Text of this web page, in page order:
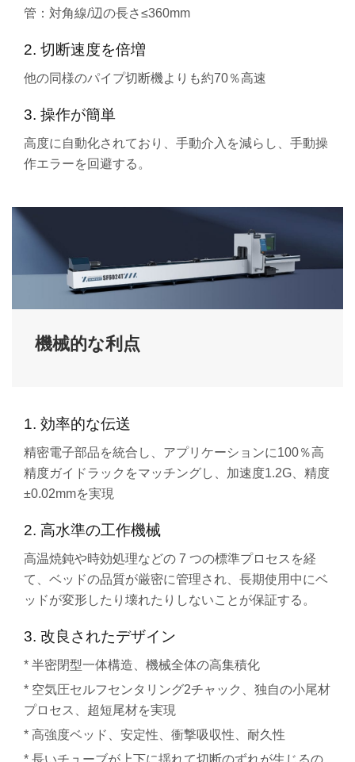
管：対角線/辺の長さ≤360mm
2. 切断速度を倍増
他の同様のパイプ切断機よりも約70％高速
3. 操作が簡単
高度に自動化されており、手動介入を減らし、手動操
作エラーを回避する。
機械的な利点
1. 効率的な伝送
精密電子部品を統合し、アプリケーションに100％高
精度ガイドラックをマッチングし、加速度1.2G、精度
±0.02mmを実現
2. 高水準の工作機械
高温焼鈍や時効処理などの 7 つの標準プロセスを経
て、ベッドの品質が厳密に管理され、長期使用中にベ
ッドが変形したり壊れたりしないことが保証する。
3. 改良されたデザイン
* 半密閉型一体構造、機械全体の高集積化
* 空気圧セルフセンタリング2チャック、独自の小尾材
プロセス、超短尾材を実現
* 高強度ベッド、安定性、衝撃吸収性、耐久性
* 長いチューブが上下に揺れて切断のずれが生じるの